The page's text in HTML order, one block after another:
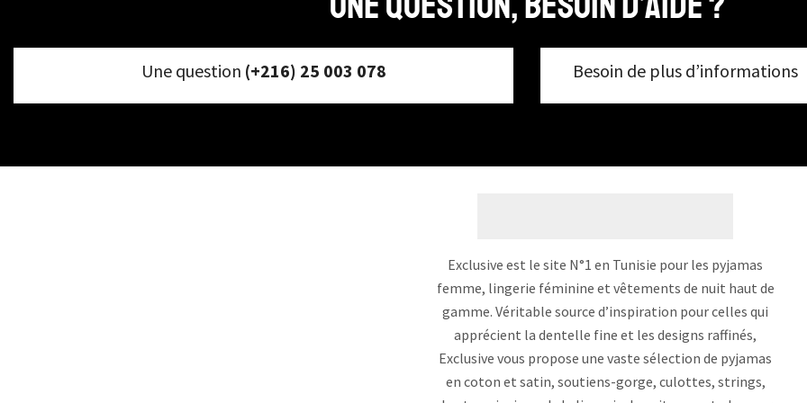
Une question (+216) 25 003 078 Besoin de plus d’informations
Exclusive est le site N°1 en Tunisie pour les pyjamas
femme, lingerie féminine et vêtements de nuit haut de
gamme. Véritable source d’inspiration pour celles qui
apprécient la dentelle fine et les designs raffinés,
Exclusive vous propose une vaste sélection de pyjamas
en coton et satin, soutiens-gorge, culottes, strings,